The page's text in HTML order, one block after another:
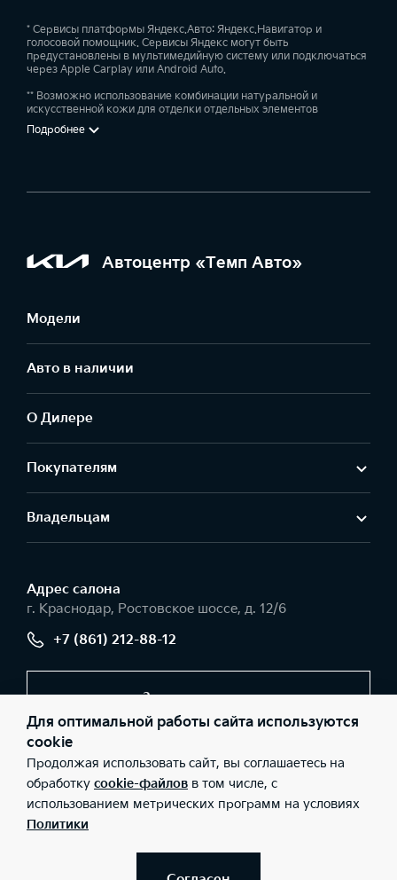
ходом.
Оставьте заявку на тест-драйв у нашего
официального
дилера
в Краснодаре, и наш
специалист свяжется с вами в ближайшее время.
* Сервисы платформы Яндекс.Авто: Яндекс.Навигатор и
голосовой помощник. Сервисы Яндекс могут быть
предустановлены в мультимедийную систему или подключаться
через Apple Carplay или Android Auto.
** Возможно использование комбинации натуральной и
искусственной кожи для отделки отдельных элементов
Подробнее
Автоцентр «Темп Авто»
Модели
Авто в наличии
О Дилере
Покупателям
Владельцам
Адрес салонa
г. Краснодар, Ростовское шоссе, д. 12/6
+7 (861) 212-88-12
Заказать звонок
© 2026 Юридические лица ООО «Темп Авто К» (Фактический
адрес: г. Краснодар, Ростовское шоссе, д. 12/6; Телефон: +7 (861)
212-88-12; ИНН: 2311052326; ОГРН: 1022301818274), ООО «Киа
Россия и СНГ» (Фактический адрес: г.Москва, Валовая 26;
Телефон: 8 800 301 08 80; ИНН: 7728674093; ОГРН:
5087746291760) ведут деятельность на территории РФ в
соответствующих моделях и комплектациях и их наличии, ценах,
Для оптимальной работы сайта используются
cookie
Продолжая использовать сайт, вы соглашаетесь на
обработку cookie-файлов в том числе, с
использованием метрических программ на условиях
Политики